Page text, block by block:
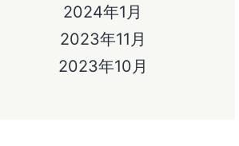
2024年1月
2023年11月
2023年10月